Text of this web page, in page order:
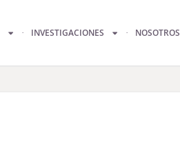
INVESTIGACIONES NOSOTROS